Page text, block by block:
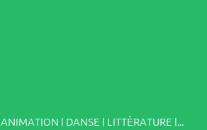
ANIMATION | DANSE | LITTÉRATURE |...